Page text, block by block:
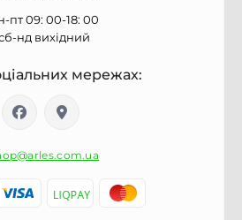
пт 09: 00-18: 00
нд вихідний
мережах: